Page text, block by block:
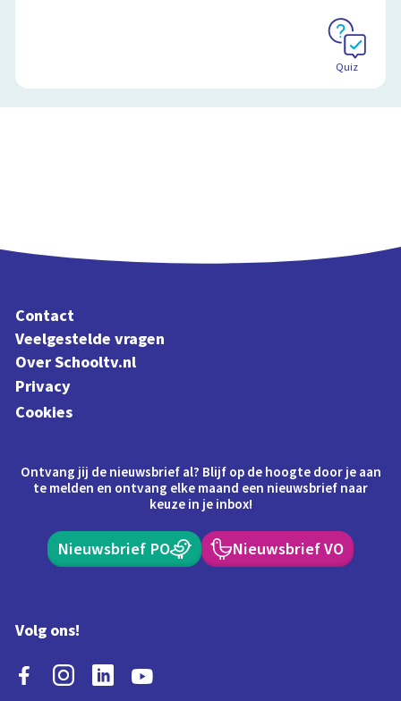
Quiz
Contact
Veelgestelde vragen
Over Schooltv.nl
Privacy
Cookies
Ontvang jij de nieuwsbrief al? Blijf op de hoogte door je aan
te melden en ontvang elke maand een nieuwsbrief naar
keuze in je inbox!
Nieuwsbrief PO Nieuwsbrief VO
Volg ons!